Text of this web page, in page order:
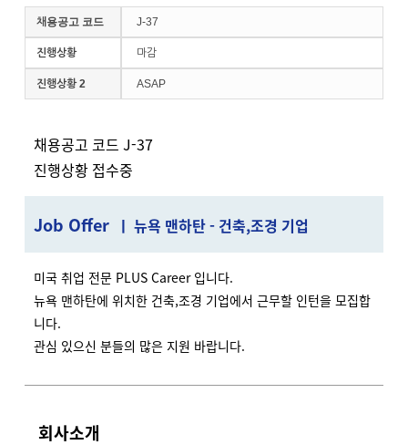
채용공고 코드 J-37
진행상황 마감
진행상황 2 ASAP
채용공고 코드 J-37
진행상황 접수중
Job Offer ㅣ 뉴욕 맨하탄 - 건축,조경 기업
미국 취업 전문 PLUS Career 입니다.
뉴욕 맨하탄에 위치한 건축,조경 기업에서 근무할 인턴을 모집합
니다.
관심 있으신 분들의 많은 지원 바랍니다.
회사소개